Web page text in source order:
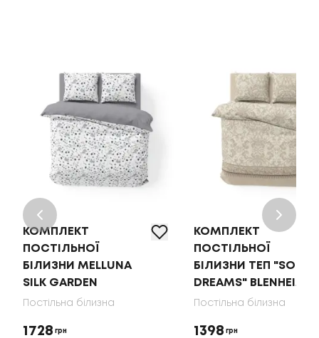
КОМПЛЕКТ
ПОСТІЛЬНОЇ
БІЛИЗНИ MELLUNA
SILK GARDEN
Постільна білизна
1728 грн
КОМПЛЕКТ
ПОСТІЛЬНОЇ
БІЛИЗНИ ТЕП "SOFT
DREAMS" BLENHEIM
Постільна білизна
1398 грн